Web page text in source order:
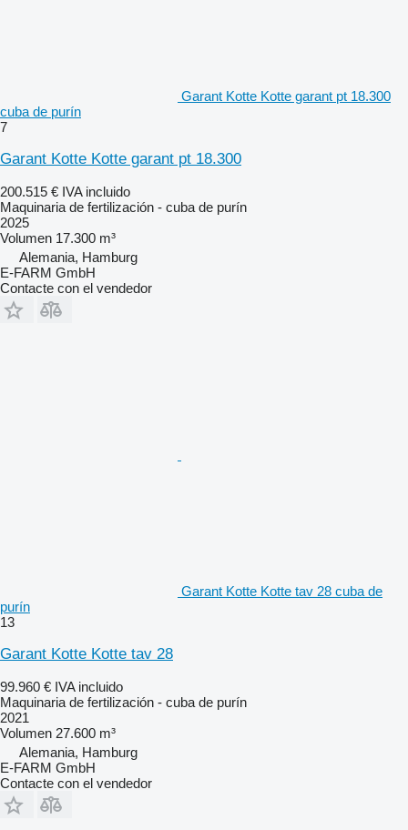
Garant Kotte Kotte garant pt 18.300
cuba de purín
7
Garant Kotte Kotte garant pt 18.300
200.515 € IVA incluido
Maquinaria de fertilización - cuba de purín
2025
Volumen 17.300 m³
Alemania, Hamburg
E-FARM GmbH
Contacte con el vendedor
Garant Kotte Kotte tav 28 cuba de
purín
13
Garant Kotte Kotte tav 28
99.960 € IVA incluido
Maquinaria de fertilización - cuba de purín
2021
Volumen 27.600 m³
Alemania, Hamburg
E-FARM GmbH
Contacte con el vendedor